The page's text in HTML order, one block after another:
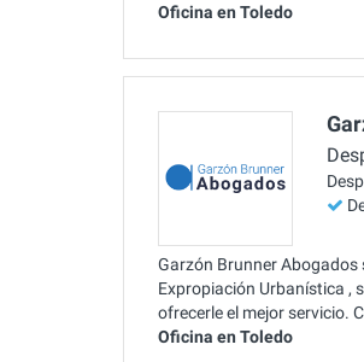
Oficina en Toledo
Garzón Brunner Abogados
Expropiación Urbanística ,
ofrecerle el mejor servicio.
Oficina en Toledo